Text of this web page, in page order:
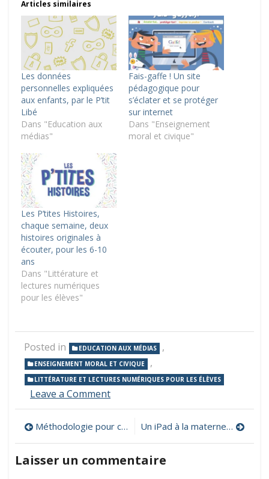
Articles similaires
Les données
personnelles expliquées
aux enfants, par le P’tit
Libé
Dans "Education aux
médias"
Fais-gaffe ! Un site
pédagogique pour
s’éclater et se protéger
sur internet
Dans "Enseignement
moral et civique"
Les P’tites Histoires,
chaque semaine, deux
histoires originales à
écouter, pour les 6-10
ans
Dans "Littérature et
lectures numériques
pour les élèves"
Posted in EDUCATION AUX MÉDIAS ,
ENSEIGNEMENT MORAL ET CIVIQUE ,
LITTÉRATURE ET LECTURES NUMÉRIQUES POUR LES ÉLÈVES
Leave a Commenton
Libé,
un
hebdomadaire
avec
Navigation
de
l’article
Méthodologie pour concevoir un escape game Un iPad à la maternelle : un manuel pédagogique pour accompagner les enseignants
Laisser un commentaire